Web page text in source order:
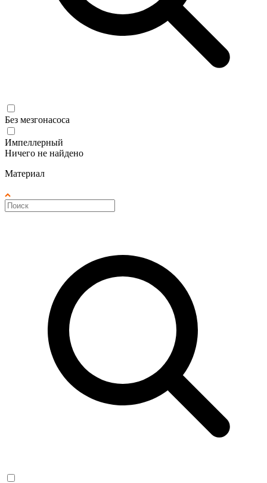
Без мезгонасоса
Импеллерный
Ничего не найдено
Материал